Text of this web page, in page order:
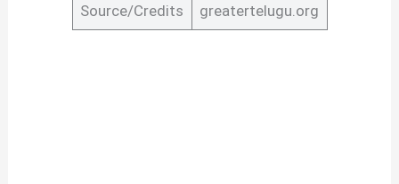
Source/Credits greatertelugu.org